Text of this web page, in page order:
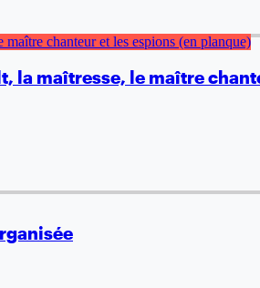
la maîtresse, le maître